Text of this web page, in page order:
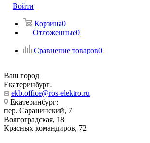
Войти
Корзина0
Отложенные0
Сравнение товаров0
Ваш город
Екатеринбург
ekb.office@ros-elektro.ru
Екатеринбург:
пер. Саранинский, 7
Волгоградская, 18
Красных командиров, 72